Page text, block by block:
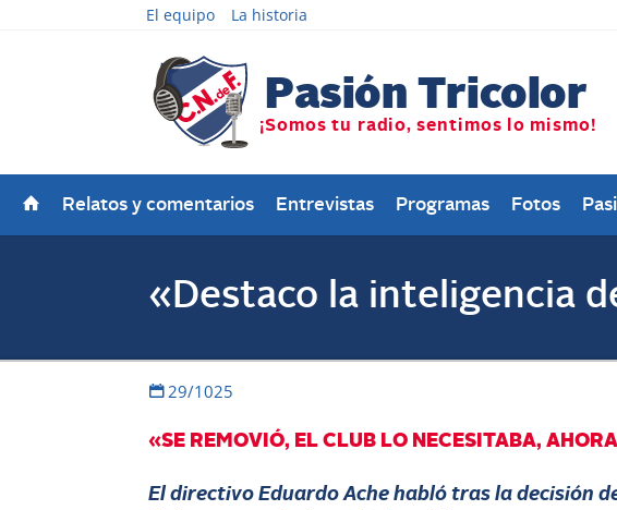
El equipo La historia
Relatos y comentarios Entrevistas Programas Fotos
«Destaco la inteligencia
29/1025
«SE REMOVIÓ, EL CLUB LO NECESITABA,
El directivo Eduardo Ache habló tras la decisión